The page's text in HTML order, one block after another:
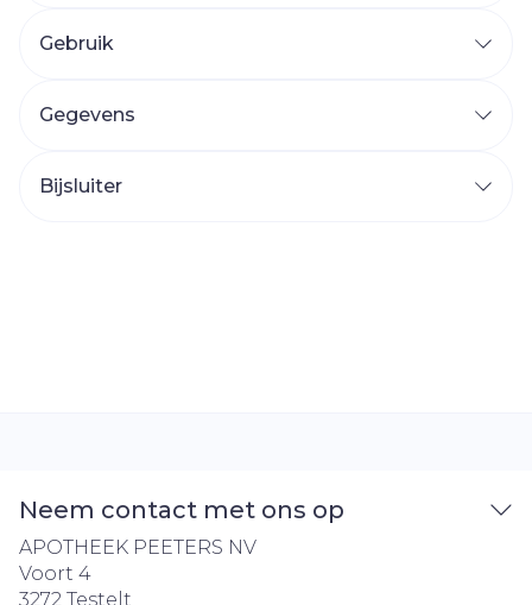
Gebruik
Gegevens
Bijsluiter
Neem contact met ons op
APOTHEEK PEETERS NV
Voort 4
3272 Testelt